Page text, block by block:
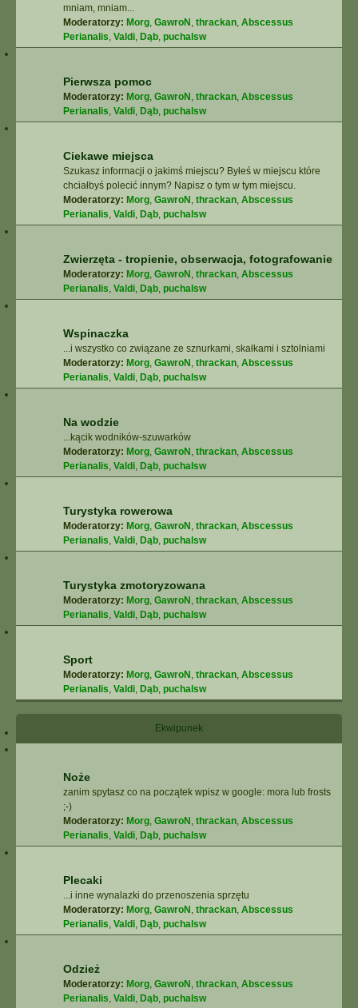
mniam, mniam...
Moderatorzy: Morg, GawroN , thrackan, Abscessus
Perianalis, Valdi, Dąb, puchalsw
Pierwsza pomoc
Moderatorzy: Morg, GawroN , thrackan, Abscessus
Perianalis, Valdi, Dąb, puchalsw
Ciekawe miejsca
Szukasz informacji o jakimś miejscu? Byłeś w miejscu które
chciałbyś polecić innym? Napisz o tym w tym miejscu.
Moderatorzy: Morg, GawroN , thrackan, Abscessus
Perianalis, Valdi, Dąb, puchalsw
Zwierzęta - tropienie, obserwacja, fotografowanie
Moderatorzy: Morg, GawroN , thrackan, Abscessus
Perianalis, Valdi, Dąb, puchalsw
Wspinaczka
...i wszystko co związane ze sznurkami, skałkami i sztolniami
Moderatorzy: Morg, GawroN , thrackan, Abscessus
Perianalis, Valdi, Dąb, puchalsw
Na wodzie
...kącik wodników-szuwarków
Moderatorzy: Morg, GawroN , thrackan, Abscessus
Perianalis, Valdi, Dąb, puchalsw
Turystyka rowerowa
Moderatorzy: Morg, GawroN , thrackan, Abscessus
Perianalis, Valdi, Dąb, puchalsw
Turystyka zmotoryzowana
Moderatorzy: Morg, GawroN , thrackan, Abscessus
Perianalis, Valdi, Dąb, puchalsw
Sport
Moderatorzy: Morg, GawroN , thrackan, Abscessus
Perianalis, Valdi, Dąb, puchalsw
Ekwipunek
Noże
zanim spytasz co na początek wpisz w google: mora lub frosts
;-)
Moderatorzy: Morg, GawroN , thrackan, Abscessus
Perianalis, Valdi, Dąb, puchalsw
Plecaki
...i inne wynalazki do przenoszenia sprzętu
Moderatorzy: Morg, GawroN , thrackan, Abscessus
Perianalis, Valdi, Dąb, puchalsw
Odzież
Moderatorzy: Morg, GawroN , thrackan, Abscessus
Perianalis, Valdi, Dąb, puchalsw